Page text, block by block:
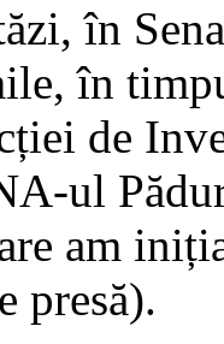
în
în
de
ul
am
presă).